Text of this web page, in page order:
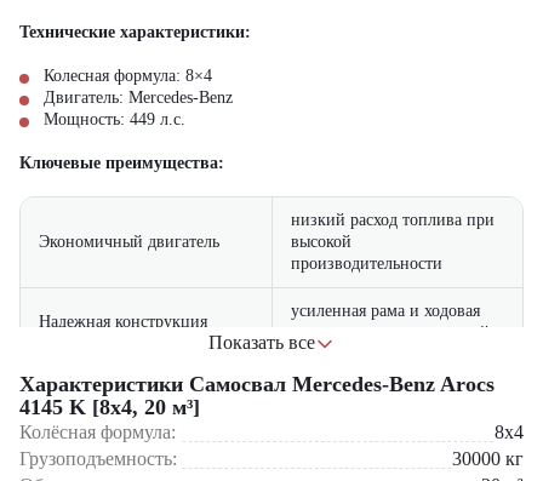
Технические характеристики:
Колесная формула: 8×4
Двигатель: Mercedes-Benz
Мощность: 449 л.с.
Ключевые преимущества:
Экономичный двигатель
низкий расход топлива при
высокой
производительности
Надежная конструкция
усиленная рама и ходовая
часть для тяжелых условий
Комфорт водителя
эргономичная кабина с
приборов
Показать все
Характеристики Самосвал Mercedes-Benz Arocs
4145 K [8x4, 20 м³]
Колёсная формула:
8x4
Грузоподъемность:
30000 кг